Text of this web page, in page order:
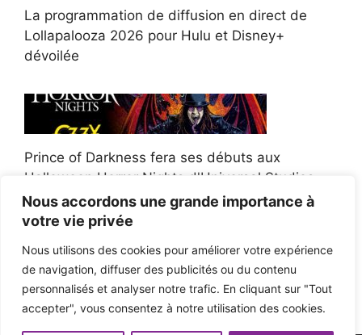
Nous accordons une grande importance à
votre vie privée
Nous utilisons des cookies pour améliorer votre expérience
de navigation, diffuser des publicités ou du contenu
personnalisés et analyser notre trafic. En cliquant sur "Tout
accepter", vous consentez à notre utilisation des cookies.
La programmation de diffusion en direct de
Lollapalooza 2026 pour Hulu et Disney+
dévoilée
Prince of Darkness fera ses débuts aux
Halloween Horror Nights d'Universal Studios
Afroman poursuit un policier de l'Ohio après la
victoire du jury en diffamation